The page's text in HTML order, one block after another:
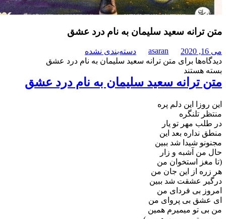
سعید سلیمان به نام درد عشق
asaran
دسته‌بندی نشده
برای متن ترانه سعید سلیمان به نام درد عشق
ترانه سعید سلیمان به نام درد عشق
این دلم پره
تلنگره
مهر تو یار
بعد این
شیدا شد ببین
آشبه و زار
استخوان من
از این جان من
عشقت شد ببین
بی فردای من
بی پروای من
تو میمیرم همین